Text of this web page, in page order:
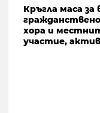
Кръгла маса
хора и
участие,